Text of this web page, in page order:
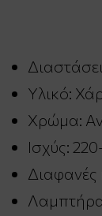
Υλικό:
Χρώμα:
Ισχύς:
Διαφανές